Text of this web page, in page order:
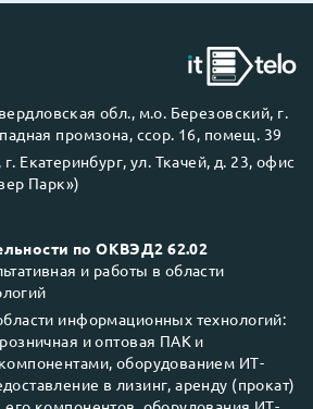
(NBD)
обл., м.о. Березовский, г.
промзона, ссор. 16, помещ. 39
Екатеринбург, ул. Ткачей, д. 23, офис
Парк»)
по ОКВЭД2 62.02
и работы в области
информационных технологий:
и оптовая ПАК и
оборудованием ИТ-
в лизинг, аренду (прокат)